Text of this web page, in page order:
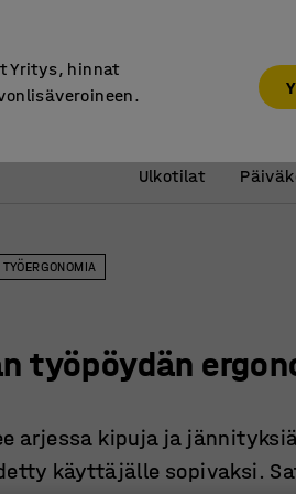
Ulkotilat
TYÖERGONOMIA
työpöydän
arjessa kipuja ja
käyttäjälle sopivaksi.
Yritys, hinnat